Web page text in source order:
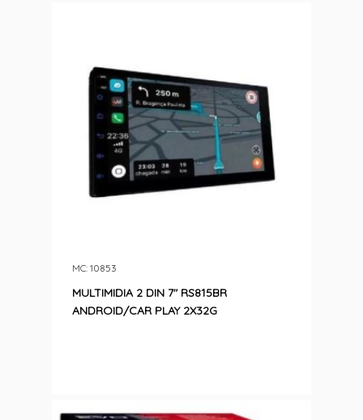
MULTIMIDIA 2 DIN 7″ RS815BR
ANDROID/CAR PLAY 2X32G
MC: 10853